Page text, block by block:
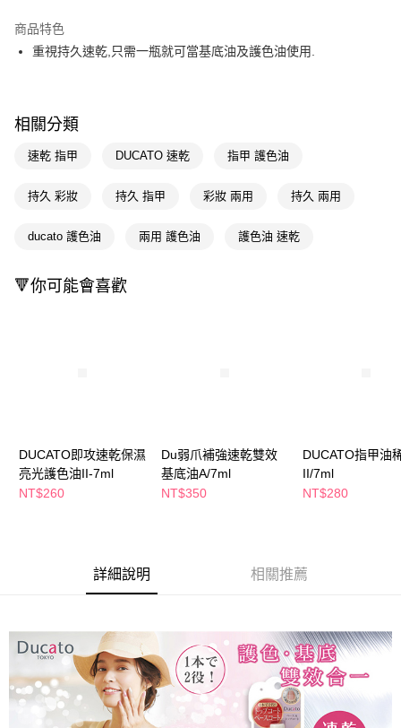
LINE Pay
街口支付
相關說明
便利好安心！
ATM／網路銀行／等多元方式進行付款，方視為交易完成。
※ 請注意：結帳手續完成當下不需立刻繳費，但若您需要取消訂單，請聯絡
購買商品的店家。未經商家同意取消之訂單仍視為有效，需透過AFTEE先享
後付繳納相關費用。
１．透過由恩沛科技股份有限公司提供之「AFTEE先享後付」服務完成之交
２．關於個人資料處理事宜，請瀏覽以下網址：
https://aftee.tw/terms/#terms3
３．未成年的使用者請事先徵得法定代理人或監護人之同意方可使用
「AFTEE先享後付」，若未經同意申辦者引起之損失，本公司不負相關責
４．使用「AFTEE先享後付」時，將依據個別帳號之用戶狀況，依本公司即
萊爾富取貨付款
每筆NT$65，滿NT$490(含以上)免運費
每筆NT$65，滿NT$490(含以上)免運費
付款後7-11取貨
每筆NT$65，滿NT$490(含以上)免運費
宅配(本島)
每筆NT$100，滿NT$790(含以上)免運費
商品特色
重視持久速乾,只需一瓶就可當基底油及護色油使用.
相關分類
速乾 指甲 DUCATO 速乾 指甲 護色油
持久 彩妝 持久 指甲 彩妝 兩用 持久 兩用
ducato 護色油 兩用 護色油 護色油 速乾
🔻你可能會喜歡
DUCATO即攻速乾保濕
亮光護色油II-7ml
NT$260
Du弱爪補強速乾雙效
基底油A/7ml
NT$350
DUCATO指甲油
II/7ml
NT$280
詳細說明 相關推薦